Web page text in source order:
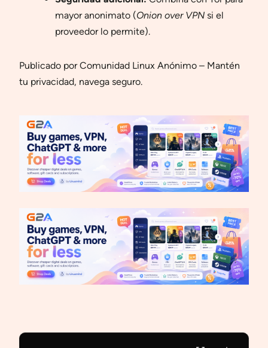
mayor anonimato (Onion over VPN si el
proveedor lo permite).
Publicado por Comunidad Linux Anónimo – Mantén
tu privacidad, navega seguro.